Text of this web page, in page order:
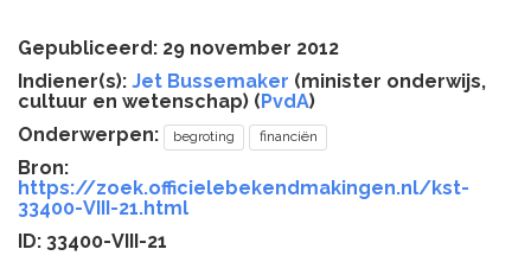
Gepubliceerd: 29 november 2012
Indiener(s): Jet Bussemaker (minister onderwijs,
cultuur en wetenschap) (PvdA)
Onderwerpen:
begroting financiën
Bron:
https://zoek.officielebekendmakingen.nl/kst-
33400-VIII-21.html
ID: 33400-VIII-21